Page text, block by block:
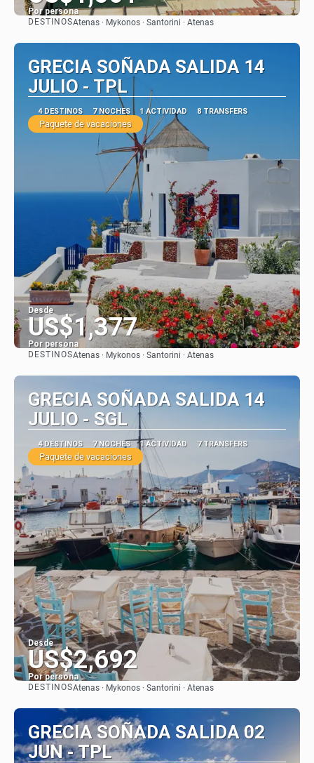
Por persona
DESTINOSAtenas · Mykonos · Santorini · Atenas
GRECIA SOÑADA SALIDA 14
JULIO - TPL
4 DESTINOS 7 NOCHES 1 ACTIVIDAD 8 TRANSFERS
Paquete de vacaciones
Desde
US$1,377
Por persona
DESTINOSAtenas · Mykonos · Santorini · Atenas
GRECIA SOÑADA SALIDA 14
JULIO - SGL
4 DESTINOS 7 NOCHES 1 ACTIVIDAD 7 TRANSFERS
Paquete de vacaciones
Desde
US$2,692
Por persona
DESTINOSAtenas · Mykonos · Santorini · Atenas
GRECIA SOÑADA SALIDA 02
JUN - TPL